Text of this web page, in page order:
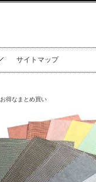
サイトマップ
お得なまとめ買い